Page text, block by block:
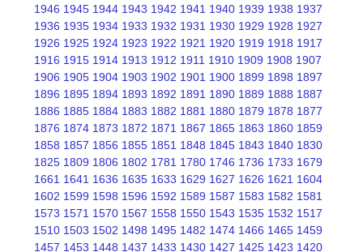
1946 1945 1944 1943 1942 1941 1940 1939 1938 1937
1936 1935 1934 1933 1932 1931 1930 1929 1928 1927
1926 1925 1924 1923 1922 1921 1920 1919 1918 1917
1916 1915 1914 1913 1912 1911 1910 1909 1908 1907
1906 1905 1904 1903 1902 1901 1900 1899 1898 1897
1896 1895 1894 1893 1892 1891 1890 1889 1888 1887
1886 1885 1884 1883 1882 1881 1880 1879 1878 1877
1876 1874 1873 1872 1871 1867 1865 1863 1860 1859
1858 1857 1856 1855 1851 1848 1845 1843 1840 1830
1825 1809 1806 1802 1781 1780 1746 1736 1733 1679
1661 1641 1636 1635 1633 1629 1627 1626 1621 1604
1602 1599 1598 1596 1592 1589 1587 1583 1582 1581
1573 1571 1570 1567 1558 1550 1543 1535 1532 1517
1510 1503 1502 1498 1495 1482 1474 1466 1465 1459
1457 1453 1448 1437 1433 1430 1427 1425 1423 1420